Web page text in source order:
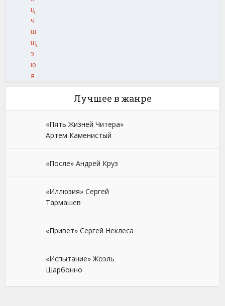
ц
ч
ш
щ
э
ю
я
Лучшее в жанре
«Пять Жизней Читера»
Артем Каменистый
«После» Андрей Круз
«Иллюзия» Сергей
Тармашев
«Привет» Сергей Неклеса
«Испытание» Жоэль
Шарбонно